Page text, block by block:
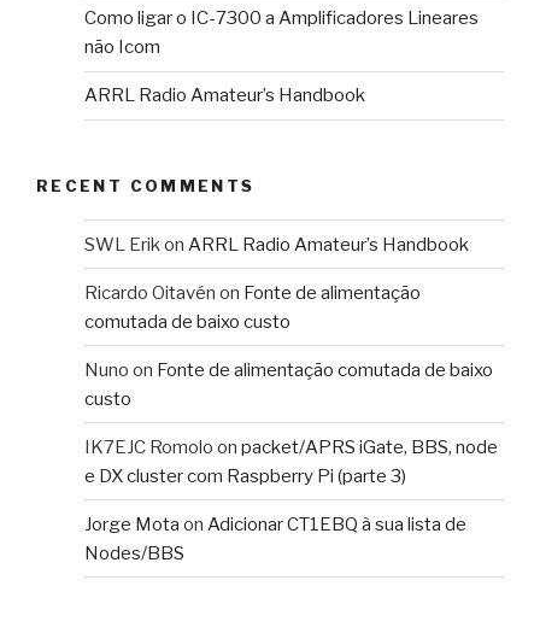
Como ligar o IC-7300 a Amplificadores Lineares
não Icom
ARRL Radio Amateur’s Handbook
RECENT COMMENTS
SWL Erikon ARRL Radio Amateur’s Handbook
Ricardo Oitavén on Fonte de alimentação
comutada de baixo custo
Nuno on Fonte de alimentação comutada de baixo
custo
IK7EJC Romolo on packet/APRS iGate, BBS, node
e DX cluster com Raspberry Pi (parte 3)
Jorge Mota on Adicionar CT1EBQ à sua lista de
Nodes/BBS